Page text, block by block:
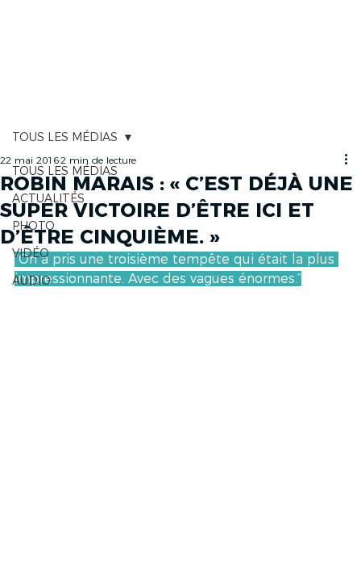
TOUS LES MÉDIAS
ACTUALITÉS
PHOTO
VIDÉO
AUDIO
TOUS LES MÉDIAS
ROBIN MARAIS : « C’EST DÉJÀ UNE
SUPER VICTOIRE D’ÊTRE ICI ET
D’ÊTRE CINQUIÈME. »
22 mai 20162 min de lecture
“On a pris une troisième tempête qui était la plus
impressionnante. Avec des vagues énormes.”